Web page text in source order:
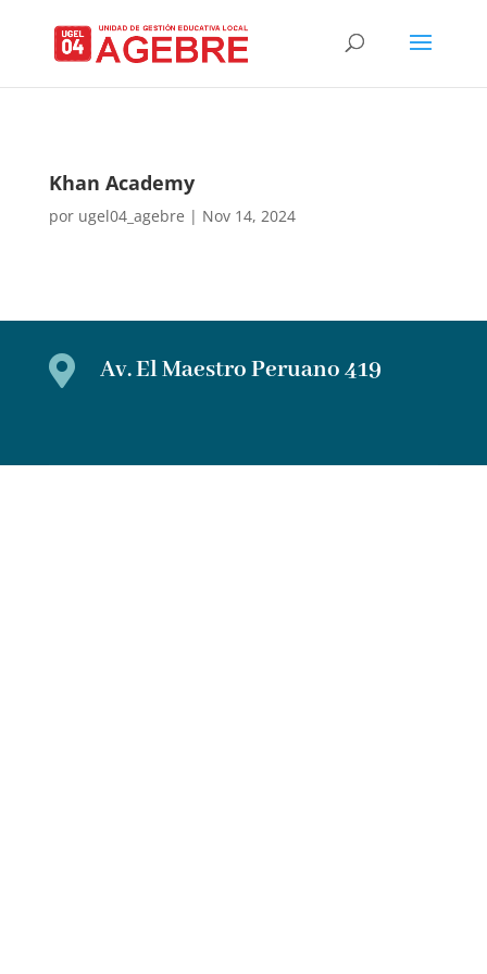
Khan Academy
por ugel04_agebre | Nov 14, 2024
 Av. El Maestro Peruano 419